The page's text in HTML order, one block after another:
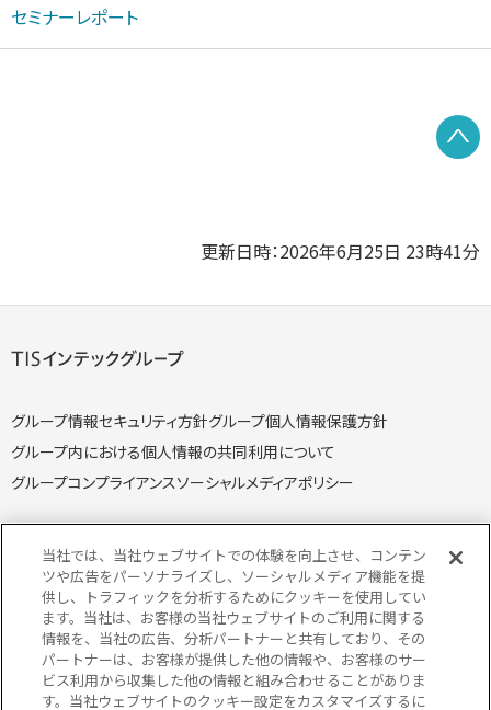
セミナーレポート
更新日時：2026年6月25日 23時41分
グループ情報セキュリティ方針グループ個人情報保護方針
グループ内における個人情報の共同利用について
グループコンプライアンスソーシャルメディアポリシー
個人情報保護方針個人情報の取り扱いについて
クッキー（Cookie）ポリシー情報セキュリティ方針
特定個人情報取り扱い方針特定個人情報の取り扱いについて
当サイトのご利用にあたってサイトマップ
当社では、当社ウェブサイトでの体験を向上させ、コンテン
ツや広告をパーソナライズし、ソーシャルメディア機能を提
供し、トラフィックを分析するためにクッキーを使用してい
ます。当社は、お客様の当社ウェブサイトのご利用に関する
情報を、当社の広告、分析パートナーと共有しており、その
パートナーは、お客様が提供した他の情報や、お客様のサー
ビス利用から収集した他の情報と組み合わせることがありま
す。当社ウェブサイトのクッキー設定をカスタマイズするに